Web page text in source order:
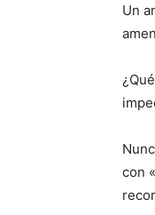
Un
con